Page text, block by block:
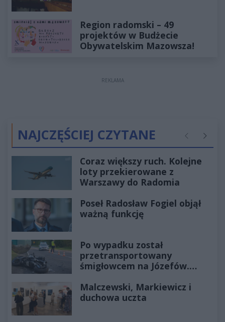
Region radomski – 49
projektów w Budżecie
Obywatelskim Mazowsza!
REKLAMA
NAJCZĘŚCIEJ CZYTANE Poprzednie
Coraz większy ruch. Kolejne
loty przekierowane z
Warszawy do Radomia
Poseł Radosław Fogiel objął
ważną funkcję
Po wypadku został
przetransportowany
śmigłowcem na Józefów.
Malczewski, Markiewicz i
duchowa uczta